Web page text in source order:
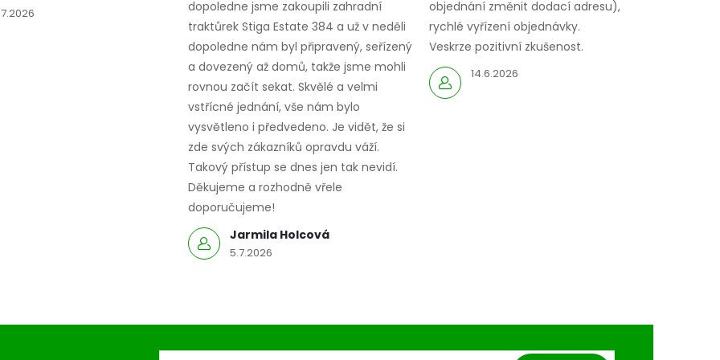
Jarmila Holcová
5.7.2026
dopoledne jsme zakoupili zahradní
traktůrek Stiga Estate 384 a už v neděli
dopoledne nám byl připravený, seřízený
a dovezený až domů, takže jsme mohli
rovnou začít sekat. Skvělé a velmi
vstřícné jednání, vše nám bylo
vysvětleno i předvedeno. Je vidět, že si
zde svých zákazníků opravdu váží.
Takový přístup se dnes jen tak nevidí.
Děkujeme a rozhodně vřele
doporučujeme!
14.6.2026
objednání změnit dodací adresu),
rychlé vyřízení objednávky.
Veskrze pozitivní zkušenost.